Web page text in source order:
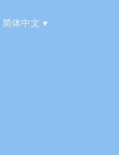
语言:
简体中文